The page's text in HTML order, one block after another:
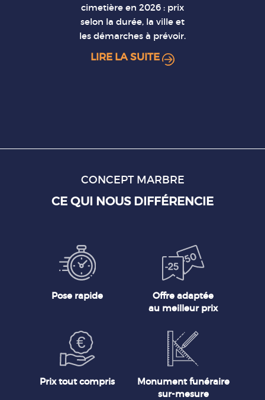
cimetière en 2026 : prix
selon la durée, la ville et
les démarches à prévoir.
LIRE LA SUITE
CONCEPT MARBRE
CE QUI NOUS DIFFÉRENCIE
Pose rapide
Offre adaptée
au meilleur prix
Prix tout compris
Monument funéraire
sur-mesure